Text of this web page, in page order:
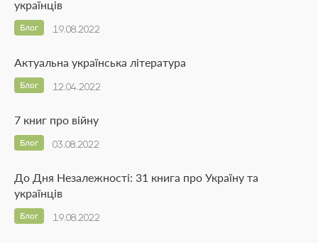
українців
19.08.2022
Блог
Актуальна українська література
12.04.2022
Блог
7 книг про війну
03.08.2022
Блог
До Дня Незалежності: 31 книга про Україну та
українців
19.08.2022
Блог